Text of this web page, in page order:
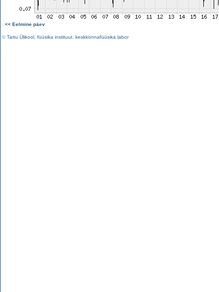
<< Eelmine päev
©Tartu Ülikool füüsika instituut keskkonnafüüsika labor